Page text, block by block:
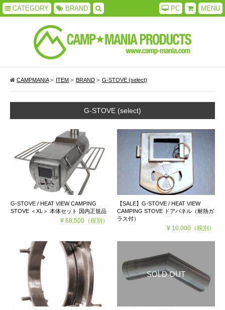
CATEGORY BRAND MENU
PC
CAMPMANIA> ITEM > BRAND > G-STOVE (select)
G-STOVE (select)
G-STOVE / HEAT VIEW CAMPING
STOVE ＜XL＞ 本体セット 国内正規品
¥ 68,500（税別）
【SALE】G-STOVE / HEAT VIEW
CAMPING STOVE ドアパネル（耐熱ガ
ラス付）
¥ 10,000（税別）